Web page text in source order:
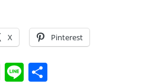
X Pinterest
W Li